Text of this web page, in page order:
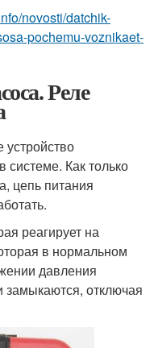
novosti/datchik-
pochemu-voznikaet-
Реле
системе. Как только
цепь питания
реагирует на
в нормальном
давления
замыкаются, отключая